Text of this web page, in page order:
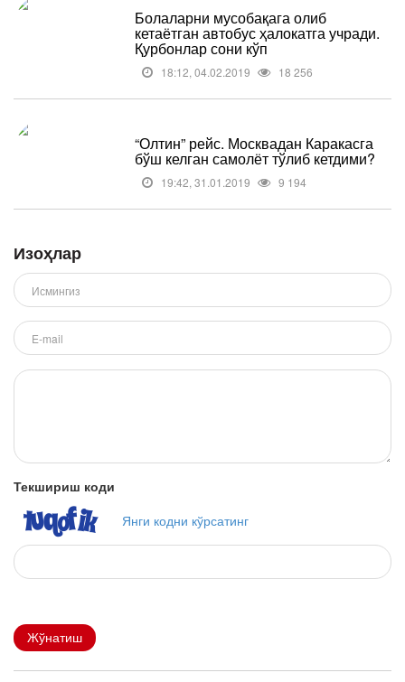
Болаларни мусобақага олиб
кетаётган автобус ҳалокатга учради.
Қурбонлар сони кўп
18:12, 04.02.2019 18 256
“Олтин” рейс. Москвадан Каракасга
бўш келган самолёт тўлиб кетдими?
19:42, 31.01.2019 9 194
Изоҳлар
Текшириш коди
Янги кодни кўрсатинг
Жўнатиш